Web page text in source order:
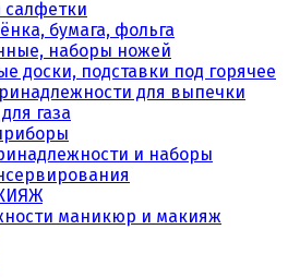
салфетки
бумага, фольга
наборы ножей
доски, подставки под горячее
для выпечки
газа
и наборы
маникюр и макияж